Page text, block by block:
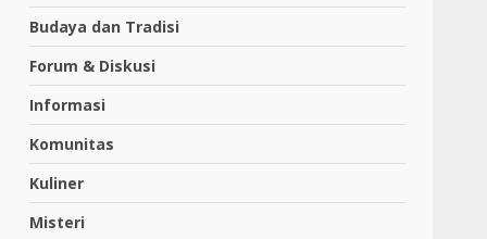
Budaya dan Tradisi
Forum & Diskusi
Informasi
Komunitas
Kuliner
Misteri